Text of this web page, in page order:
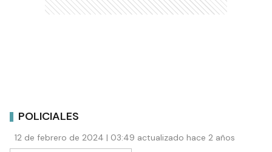
POLICIALES
12 de febrero de 2024 | 03:49 actualizado hace 2 años